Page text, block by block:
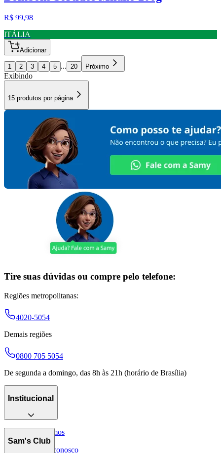
R$ 99,98
ITÁLIA
Adicionar
1 2 3 4 5 ... 20 Próximo
Exibindo
15 produtos por página
Tire suas dúvidas ou compre pelo telefone:
Regiões metropolitanas:
4020-5054
Demais regiões
0800 705 5054
De segunda a domingo, das 8h às 21h (horário de Brasília)
Institucional
Quem somos
Catálogo
Trabalhe conosco
Sam's Club